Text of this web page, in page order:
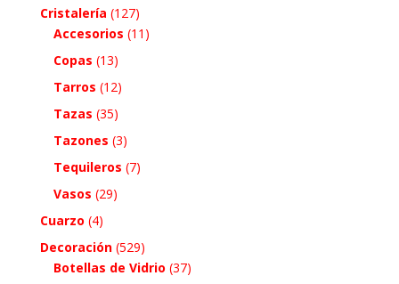
Cristalería (127)
Accesorios (11)
Copas (13)
Tarros (12)
Tazas (35)
Tazones (3)
Tequileros (7)
Vasos (29)
Cuarzo (4)
Decoración (529)
Botellas de Vidrio (37)